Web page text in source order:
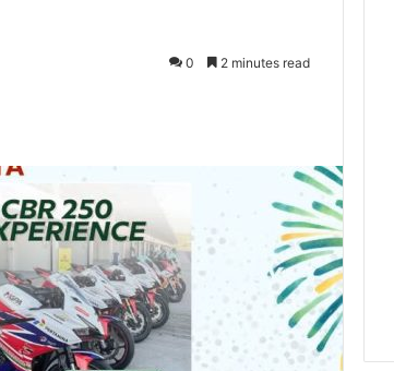
0 2 minutes read